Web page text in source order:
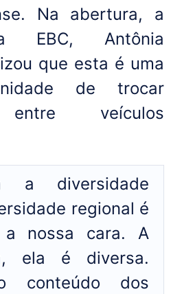
Na abertura, a
EBC, Antônia
que esta é uma
de trocar
entre veículos
a diversidade
regional é
nossa cara. A
ela é diversa.
conteúdo dos